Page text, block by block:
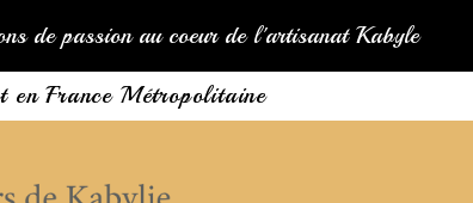
de passion au coeur de l'artisanat Kabyle
France Métropolitaine